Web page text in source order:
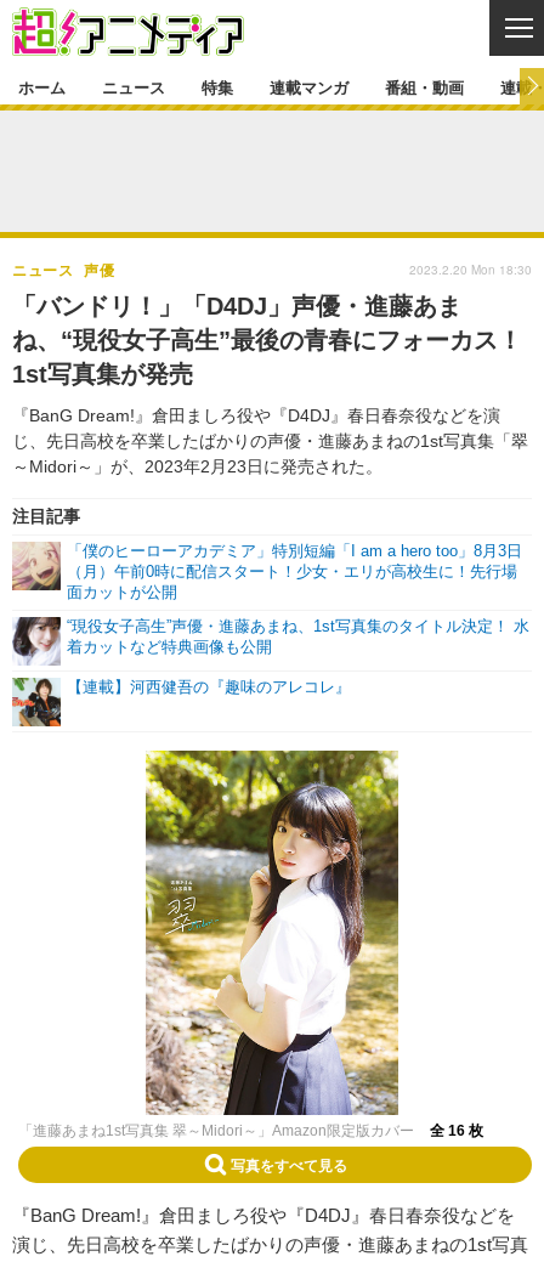
ゲーム・アプリ マンガ
グッズ イベント
声優
舞台 新帝スタ
特集一覧 カバー
ラキりす
連載マンガ
連載一覧
番組・動画
番組・動画一覧 ラジオ
動画
連載・ブログ
連載・ブログ一覧
編集部ブログ・お知らせ
ホーム ニュース 特集 連載マンガ 番組・動画 連載
「バンドリ！」「D4DJ」声優・進藤あま
ね、“現役女子高生”最後の青春にフォーカス！
1st写真集が発売
『BanG Dream!』倉田ましろ役や『D4DJ』春日春奈役などを演
じ、先日高校を卒業したばかりの声優・進藤あまねの1st写真集「翠
～Midori～」が、2023年2月23日に発売された。
ニュース 声優
注目記事
「僕のヒーローアカデミア」特別短編「I am a hero too」8月3日
（月）午前0時に配信スタート！少女・エリが高校生に！先行場
面カットが公開
“現役女子高生”声優・進藤あまね、1st写真集のタイトル決定！ 水
着カットなど特典画像も公開
【連載】河西健吾の『趣味のアレコレ』
2023.2.20 Mon 18:30
「進藤あまね1st写真集 翠～Midori～」Amazon限定版カバー 全 16 枚
写真をすべて見る
『BanG Dream!』倉田ましろ役や『D4DJ』春日春奈役などを
演じ、先日高校を卒業したばかりの声優・進藤あまねの1st写真